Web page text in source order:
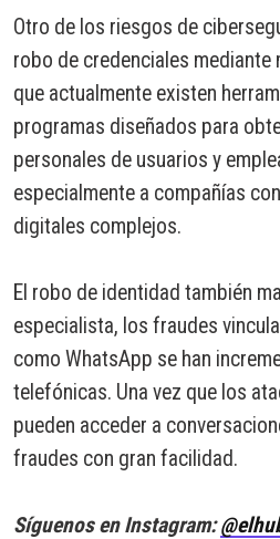
Otro de los riesgos de
robo de credenciales
que actualmente existen
programas diseñados para
personales de usuarios y
especialmente a compañías
digitales complejos.
El robo de identidad también
especialista, los fraudes
como WhatsApp se han
telefónicas. Una vez que los
pueden acceder a
fraudes con gran facilidad.
Síguenos en Instagram: